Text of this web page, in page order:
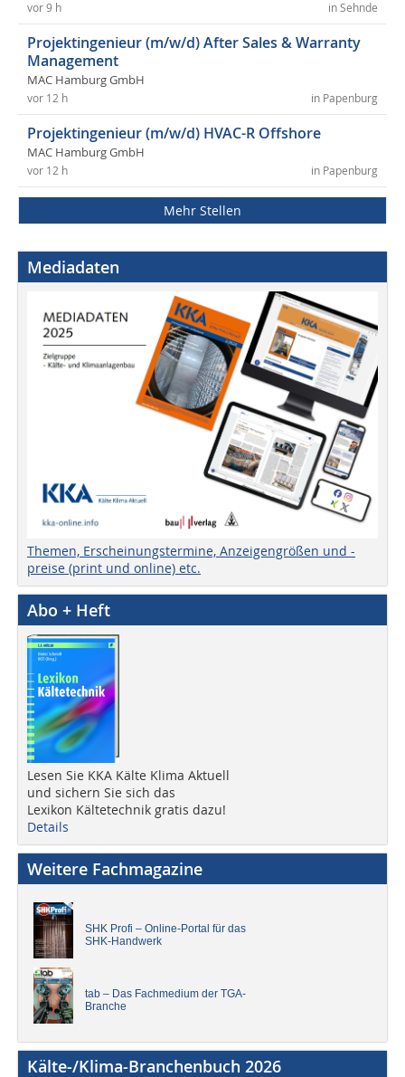
in Sehnde
vor 9 h
Projektingenieur (m/w/d) After Sales & Warranty
Management
MAC Hamburg GmbH
in Papenburg
vor 12 h
Projektingenieur (m/w/d) HVAC-R Offshore
MAC Hamburg GmbH
in Papenburg
vor 12 h
Mehr Stellen
Mediadaten
Themen, Erscheinungstermine, Anzeigengrößen und -
preise (print und online) etc.
Abo + Heft
Lesen Sie KKA Kälte Klima Aktuell
und sichern Sie sich das
Lexikon Kältetechnik gratis dazu!
Details
Weitere Fachmagazine
SHK Profi – Online-Portal für das
SHK-Handwerk
tab – Das Fachmedium der TGA-
Branche
Kälte-/Klima-Branchenbuch 2026